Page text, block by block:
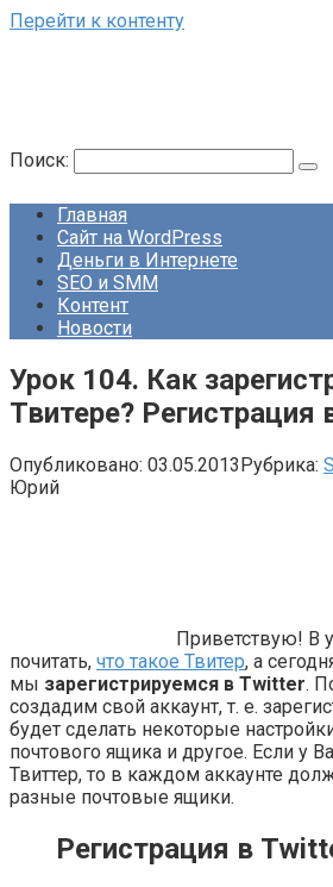
Перейти к контенту
Поиск:
Главная
Сайт на WordPress
Деньги в Интернете
SEO и SMM
Контент
Новости
Урок 104. Как
Твитере? Регистрация
Опубликовано: 03.05.2013Рубрика:
Юрий
Приветствую! В
почитать, что такое Твитер, а
мы зарегистрируемся в Twitter.
создадим свой аккаунт, т. е.
будет сделать некоторые
почтового ящика и другое. Если у
Твиттер, то в каждом аккаунте
разные почтовые ящики.
Регистрация в